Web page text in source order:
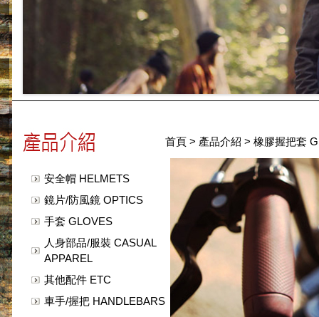
安全帽 HELMETS
鏡片/防風鏡 OPTICS
手套 GLOVES
人身部品/服裝 CASUAL
APPAREL
其他配件 ETC
車手/握把 HANDLEBARS
首頁 > 產品介紹 > 橡膠握把套